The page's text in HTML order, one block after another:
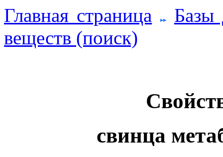
Главная страница
Базы
веществ (поиск)
свинца